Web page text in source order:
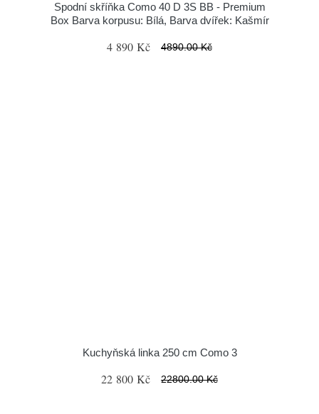
Spodní skříňka Como 40 D 3S BB - Premium
Box Barva korpusu: Bílá, Barva dvířek: Kašmír
4 890 Kč 4890.00 Kč
Kuchyňská linka 250 cm Como 3
22 800 Kč 22800.00 Kč